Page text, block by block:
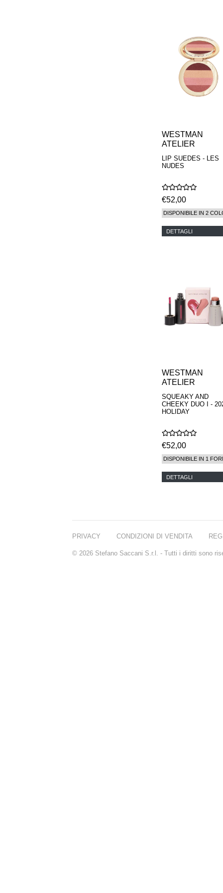
WESTMAN
ATELIER
LIP SUEDES - LES
NUDES
€52,00
DISPONIBILE IN 2
DETTAGLI
WESTMAN
ATELIER
SQUEAKY AND
CHEEKY DUO I -
HOLIDAY
€52,00
DISPONIBILE IN 1
DETTAGLI
PRIVACY CONDIZIONI DI VENDITA
© 2026 Stefano Saccani S.r.l. - Tutti i diritti sono